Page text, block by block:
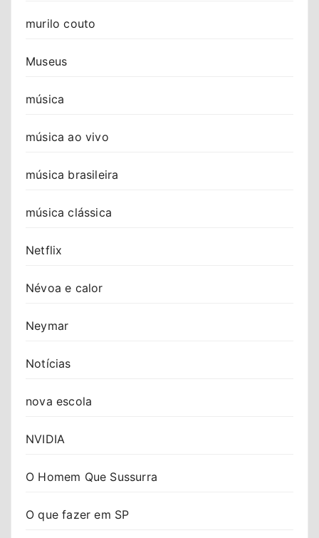
murilo couto
Museus
música
música ao vivo
música brasileira
música clássica
Netflix
Névoa e calor
Neymar
Notícias
nova escola
NVIDIA
O Homem Que Sussurra
O que fazer em SP